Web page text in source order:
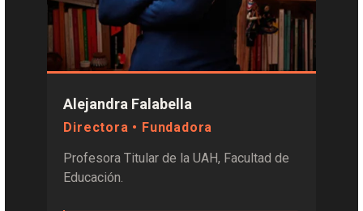
Alejandra Falabella
Directora • Fundadora
Profesora Titular de la UAH, Facultad de
Educación.